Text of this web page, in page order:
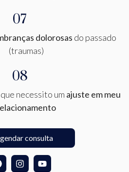
07
dolorosas do passado
(traumas)
08
necessito um ajuste em meu
consulta